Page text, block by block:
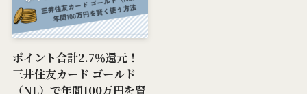
ポイント合計2.7％還元！
三井住友カード ゴールド
（NL）で年間100万円を賢